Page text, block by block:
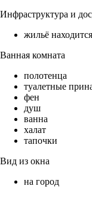
Инфраструктура и
жильё
Ванная комната
полотенца
туалетные
фен
душ
ванна
халат
тапочки
Вид из окна
на город